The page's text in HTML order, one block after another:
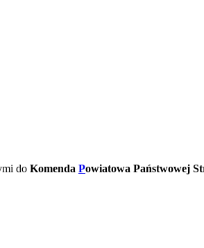
do Komenda Powiatowa Państwowej